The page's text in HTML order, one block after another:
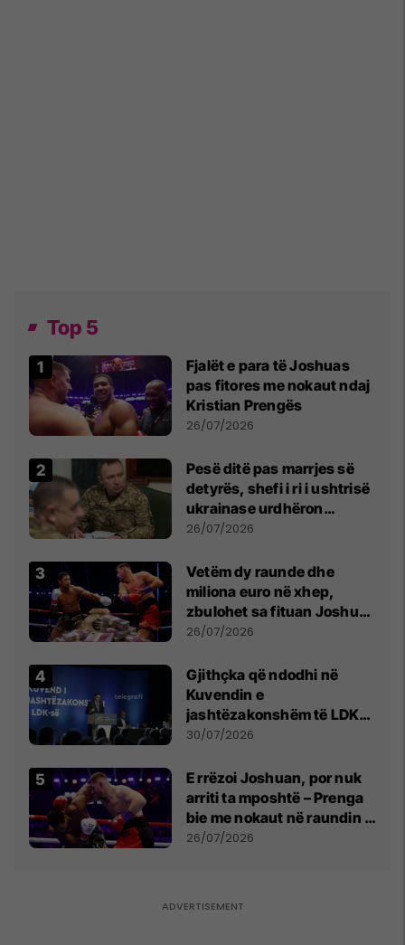
Top 5
Fjalët e para të Joshuas
pas fitores me nokaut ndaj
Kristian Prengës
26/07/2026
Pesë ditë pas marrjes së
detyrës, shefi i ri i ushtrisë
ukrainase urdhëron
kontroll të madh
26/07/2026
Vetëm dy raunde dhe
miliona euro në xhep,
zbulohet sa fituan Joshua
e Prenga
26/07/2026
Gjithçka që ndodhi në
Kuvendin e
jashtëzakonshëm të LDK-
së
30/07/2026
E rrëzoi Joshuan, por nuk
arriti ta mposhtë – Prenga
bie me nokaut në raundin e
dytë
26/07/2026